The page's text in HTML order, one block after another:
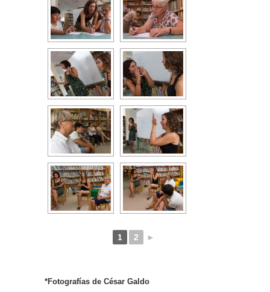
1 2 ►
*Fotografías de César Galdo